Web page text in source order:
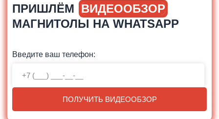
ПРИШЛЁМ ВИДЕООБЗОР
МАГНИТОЛЫ НА WHATSAPP
Введите ваш телефон:
ПОЛУЧИТЬ ВИДЕООБЗОР